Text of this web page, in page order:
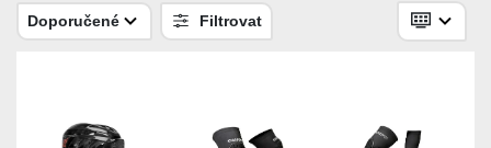
Skladem
Doporučené Filtrovat